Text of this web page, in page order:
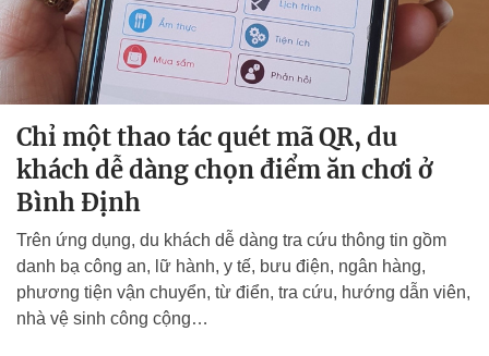
Chỉ một thao tác quét mã QR, du
khách dễ dàng chọn điểm ăn chơi ở
Bình Định
Trên ứng dụng, du khách dễ dàng tra cứu thông tin gồm
danh bạ công an, lữ hành, y tế, bưu điện, ngân hàng,
phương tiện vận chuyển, từ điển, tra cứu, hướng dẫn viên,
nhà vệ sinh công cộng…